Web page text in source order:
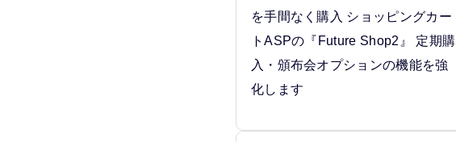
を手間なく購入 ショッピングカー
トASPの『Future Shop2』 定期購
入・頒布会オプションの機能を強
化します